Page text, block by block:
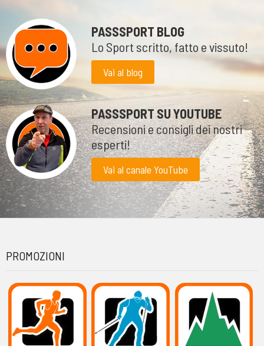
PASSSPORT BLOG
Lo Sport scritto, fatto e vissuto!
Vai al blog
PASSSPORT SU YOUTUBE
Recensioni e consigli dei nostri
esperti!
Vai al canale YouTube
PROMOZIONI